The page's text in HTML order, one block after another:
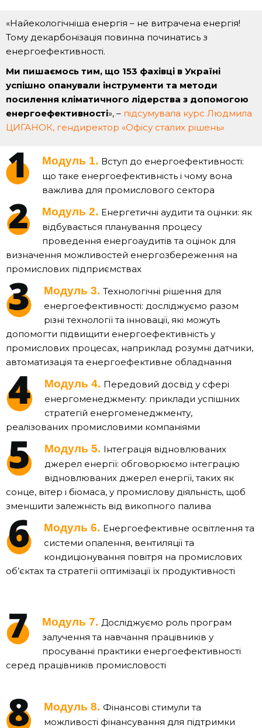
«Найекологічніша енергія – не витрачена енергія!
Тому декарбонізація повинна починатись з
енергоефективності.
Ми пишаємось тим, що 153 фахівці в Україні
успішно опанували інструменти та методи
посилення кліматичного лідерства з допомогою
енергоефективності», – підсумувала курс Людмила
ЦИГАНОК, гендиректор «Офісу сталих рішень»
Модуль 1. Вступ до енергоефективності:
що таке енергоефективність і чому вона
важлива для промислового сектора
Модуль 2. Енергетичні аудити та оцінки: як
відбувається планування процесу
проведення енергоаудитів та оцінок для
визначення можливостей енергозбереження на
промислових підприємствах
Модуль 3. Технологічні рішення для
енергоефективності: досліджуємо разом
різні технології та інновації, які можуть
допомогти підвищити енергоефективність у
промислових процесах, наприклад розумні датчики,
автоматизація та енергоефективне обладнання
Модуль 4. Передовий досвід у сфері
енергоменеджменту: приклади успішних
стратегій енергоменеджменту,
реалізованих промисловими компаніями
Модуль 5. Інтеграція відновлюваних
джерел енергії: обговорюємо інтеграцію
відновлюваних джерел енергії, таких як
сонце, вітер і біомаса, у промислову діяльність, щоб
зменшити залежність від викопного палива
Модуль 6. Енергоефективне освітлення та
системи опалення, вентиляції та
кондиціонування повітря на промислових
об’єктах та стратегії оптимізації їх продуктивності
Модуль 7. Досліджуємо роль програм
залучення та навчання працівників у
просуванні практики енергоефективності
серед працівників промисловості
Модуль 8. Фінансові стимули та
можливості фінансування для підтримки